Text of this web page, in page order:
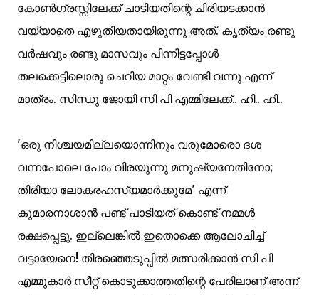
കോണ്‍ഗ്രസ്സിലേക്ക് ചാടിയതിന്റെ ചിരിയടക്കാൻ
വയ്യാതെ എഴുതിയതായിരുന്നു അത്. കൃത്യം രണ്ടു
വർഷവും രണ്ടു മാസവും പിന്നിട്ടപ്പോൾ
തലക്കെട്ടിലൊരു ചെറിയ മാറ്റം വേണ്ടി വന്നു എന്ന്
മാത്രം. സിന്ധു ജോയി സി പി എമ്മിലേക്ക്.. ഹി.. ഹി..
'ഒരു നിശ്ചയമില്ലയൊന്നിനും വരുമോരൊ ദശ
വന്നപോലെ പോം വിരയുന്നു മനുഷ്യനേതിനോ;
തിരിയാ ലോകരഹസ്യമാർക്കുമേ' എന്ന്
കുമാരനാശാൻ പണ്ട് പാടിയത് കൊണ്ട് നമ്മൾ
രക്ഷപ്പെട്ടു. ഇല്ലെങ്കിൽ ഇതൊക്കെ ആലോചിച്ച്
വട്ടായേനെ! തിരഞ്ഞെടുപ്പിൽ മത്സരിക്കാൻ സി പി
എമ്മുകാർ സീറ്റ് കൊടുക്കാത്തതിന്റെ പേരിലാണ് അന്ന്